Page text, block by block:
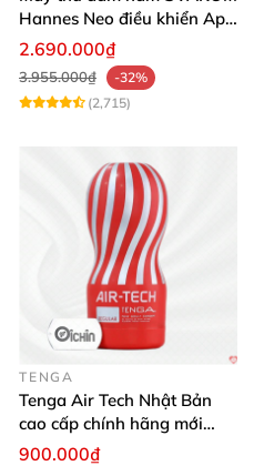
Hannes Neo điều khiển App
tương tác
2.690.000₫
3.955.000₫
-32%
(2,715)
TENGA
Tenga Air Tech Nhật Bản
cao cấp chính hãng mới
seal giá tốt
900.000₫